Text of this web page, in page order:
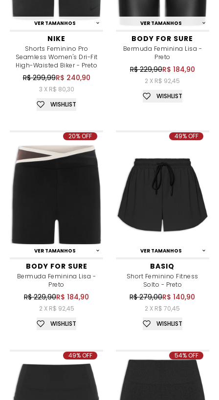
VER TAMANHOS
NIKE
Shorts Feminino Pro
Seamless Women's Dri-Fit
High-Waisted Biker - Preto
R$ 299,99R$ 240,90
3 X R$ 80,30
WISHLIST
VER TAMANHOS
BODY FOR SURE
Bermuda Feminina Lisa -
Preto
R$ 229,90R$ 184,90
2 X R$ 92,45
WISHLIST
VER TAMANHOS
BODY FOR SURE
Bermuda Feminina Lisa -
Preto
R$ 229,90R$ 184,90
2 X R$ 92,45
20% OFF
WISHLIST
VER TAMANHOS
BASIQ
Short Feminino Fitness
Solto - Preto
R$ 279,00R$ 140,90
2 X R$ 70,45
49% OFF
WISHLIST
49% OFF 54% OFF